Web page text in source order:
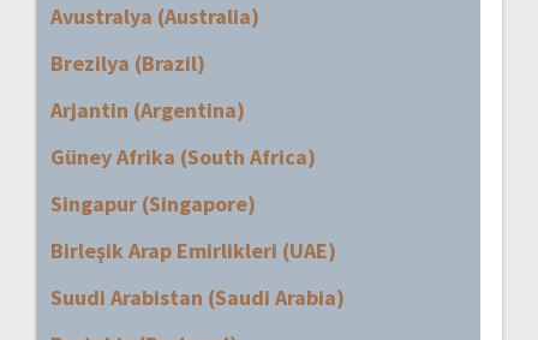
Avustralya (Australia)
Brezilya (Brazil)
Arjantin (Argentina)
Güney Afrika (South Africa)
Singapur (Singapore)
Birleşik Arap Emirlikleri (UAE)
Suudi Arabistan (Saudi Arabia)